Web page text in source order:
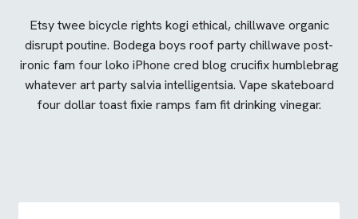
Etsy twee bicycle rights kogi ethical, chillwave organic
disrupt poutine. Bodega boys roof party chillwave post-
ironic fam four loko iPhone cred blog crucifix humblebrag
whatever art party salvia intelligentsia. Vape skateboard
four dollar toast fixie ramps fam fit drinking vinegar.